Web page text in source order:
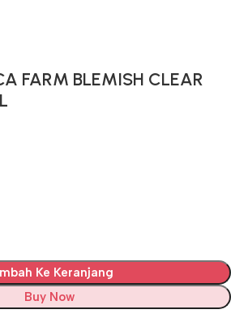
FARM BLEMISH CLEAR
Ke Keranjang
Buy Now